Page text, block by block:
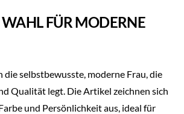
WAHL FÜR MODERNE
die selbstbewusste, moderne Frau, die
Qualität legt. Die Artikel zeichnen sich
und Persönlichkeit aus, ideal für